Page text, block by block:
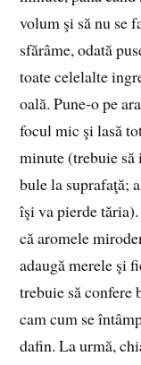
volum şi să nu se
sfărâme, odată
toate celelalte
oală. Pune‑o pe
focul mic şi lasă
minute (trebuie să
bule la suprafaţă;
îşi va pierde
că aromele
adaugă merele şi
trebuie să
cam cum se
dafin. La urmă,